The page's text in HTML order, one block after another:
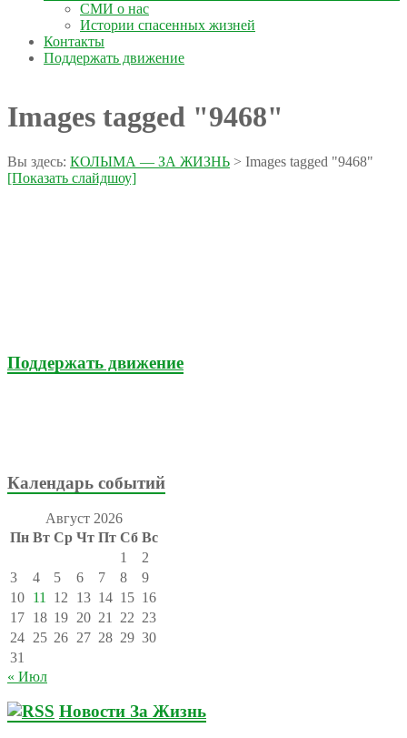
СМИ о нас
Истории спасенных жизней
Контакты
Поддержать движение
Images tagged "9468"
Вы здесь: КОЛЫМА — ЗА ЖИЗНЬ > Images tagged "9468"
[Показать слайдшоу]
Поддержать движение
Календарь событий
Август 2026
Пн Вт Ср Чт Пт Сб Вс
1
2
3
4 5 6 7 8
9
10 11 12 13 14 15 16
17 18 19 20 21 22 23
24 25 26 27 28 29 30
31
« Июл
Новости За Жизнь